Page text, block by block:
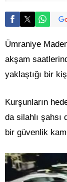
Ümraniye
akşam
yaklaştığı bir
Kurşunların
da silahlı şahsı
bir güvenlik